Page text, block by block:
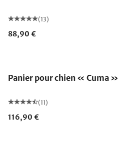
(13)
88,90 €
Panier pour chien « Cuma »
(11)
116,90 €